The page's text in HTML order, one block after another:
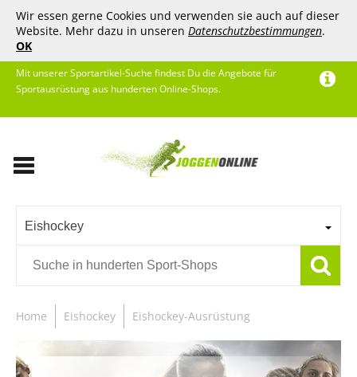
Wir essen gerne Cookies und verwenden sie auch auf dieser
Website. Mehr dazu in unseren Datenschutzbestimmungen.
OK
Mit unserer Sportartikel-Suche findest Du die Angebote für
Sportausrüstung aus hunderten Online-Shops.
Eishockey
Home Eishockey Eishockey-Ausrüstung